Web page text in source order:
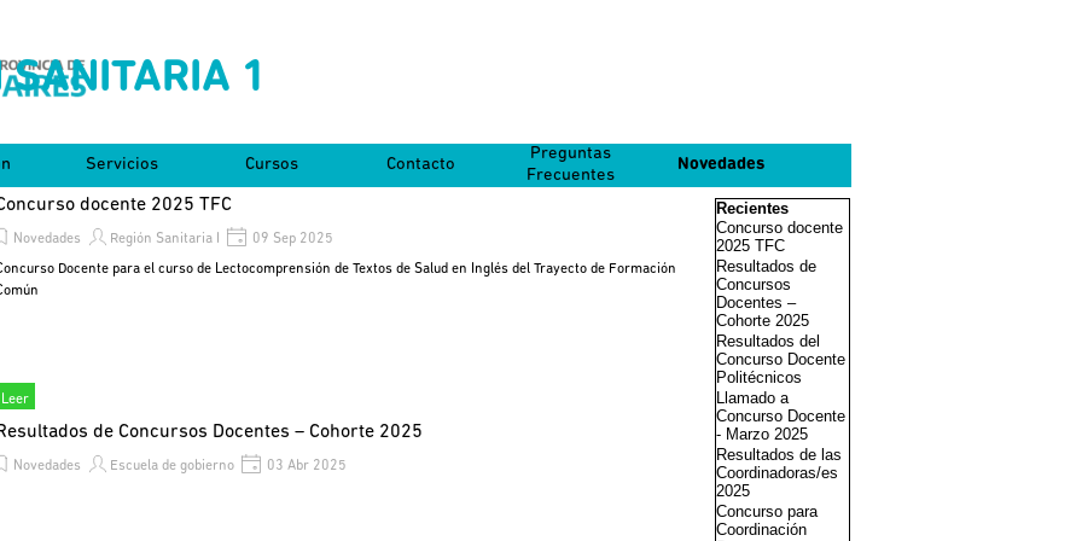
▼
Servicios ▼Cursos ▼
Contacto
Preguntas
Frecuentes
Novedades
SANITARIA 1
docente 2025 TFC
Novedades Región Sanitaria I 09 Sep 2025
Docente para el curso de Lectocomprensión de Textos de Salud en Inglés del Trayecto de Formación
Leer
de Concursos Docentes – Cohorte 2025
Novedades Escuela de gobierno 03 Abr 2025
Saltar el bloque Recientes
Recientes
Concurso docente
2025 TFC
Resultados de
Concursos
Docentes –
Cohorte 2025
Resultados del
Concurso Docente
Politécnicos
Llamado a
Concurso Docente
- Marzo 2025
Resultados de las
Coordinadoras/es
2025
Concurso para
Coordinación